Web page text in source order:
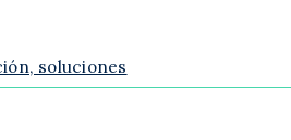
soluciones